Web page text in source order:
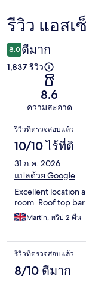
รีวิว
รีวิว แอสเ
8.0 ดีมาก
1,837 รีวิว
8.6
ความสะอาด
รีวิว
รีวิวที่ตรวจสอบแล้ว
10/10 ไร้ที่ติ
31 ก.ค. 2026
แปลด้วย Google
Excellent location
room. Roof top
Martin, ทริป 2 คืน
รีวิวที่ตรวจสอบแล้ว
8/10 ดีมาก